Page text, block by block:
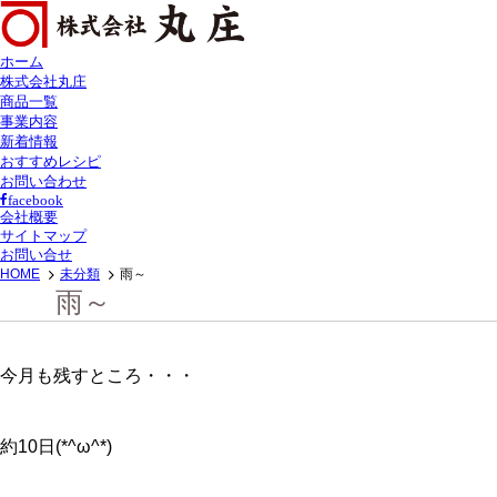
ホーム
株式会社丸庄
商品一覧
事業内容
新着情報
おすすめレシピ
お問い合わせ
facebook
会社概要
サイトマップ
お問い合せ
HOME
未分類 雨～
雨～
今月も残すところ・・・
約10日(*^ω^*)